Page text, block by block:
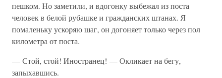
пешком. Но заметили, и вдогонку выбежал из поста
человек в белой рубашке и гражданских штанах. Я
помаленьку ускоряю шаг, он догоняет только через пол
километра от поста.
— Стой, стой! Иностранец! — Окликает на бегу,
запыхавшись.